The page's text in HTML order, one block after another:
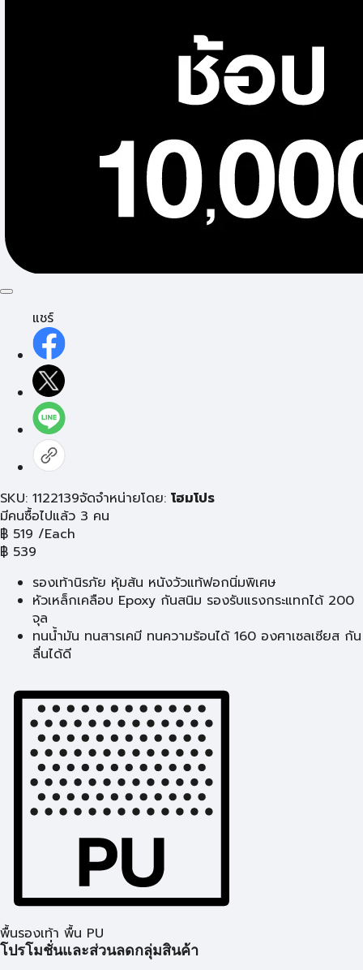
แชร์
SKU: 1122139จัดจำหน่ายโดย: โฮมโปร
มีคนซื้อไปแล้ว 3 คน
฿ 519 /Each
฿ 539
รองเท้านิรภัย หุ้มส้น หนังวัวแท้ฟอกนิ่มพิเศษ
หัวเหล็กเคลือบ Epoxy กันสนิม รองรับแรงกระแทกได้ 200
จุล
ทนน้ำมัน ทนสารเคมี ทนความร้อนได้ 160 องศาเซลเซียส กัน
ลื่นได้ดี
พื้นรองเท้า พื้น PU
โปรโมชั่นและส่วนลดกลุ่มสินค้า